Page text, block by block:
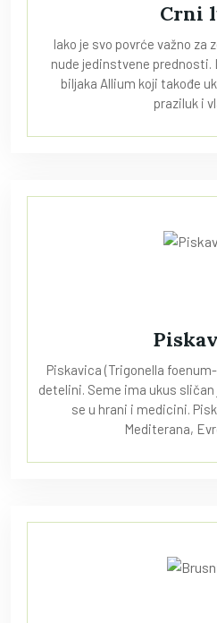
Crni
Iako je svo povrće važno za
nude jedinstvene prednosti.
biljaka Allium koji takođe
praziluk i
Piskavica (Trigonella
detelini. Seme ima ukus
se u hrani i medicini.
Mediterana,